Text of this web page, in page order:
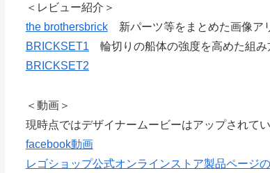
＜レビュー紹介＞
the brothersbrick新パーツ等をまとめた画像ア
BRICKSET1 輪切りの船体の強度を高めた組み
BRICKSET2
＜動画＞
現時点ではデザイナームービーはアップされてい
facebook動画
レゴショップ公式オンラインストア製品ページ